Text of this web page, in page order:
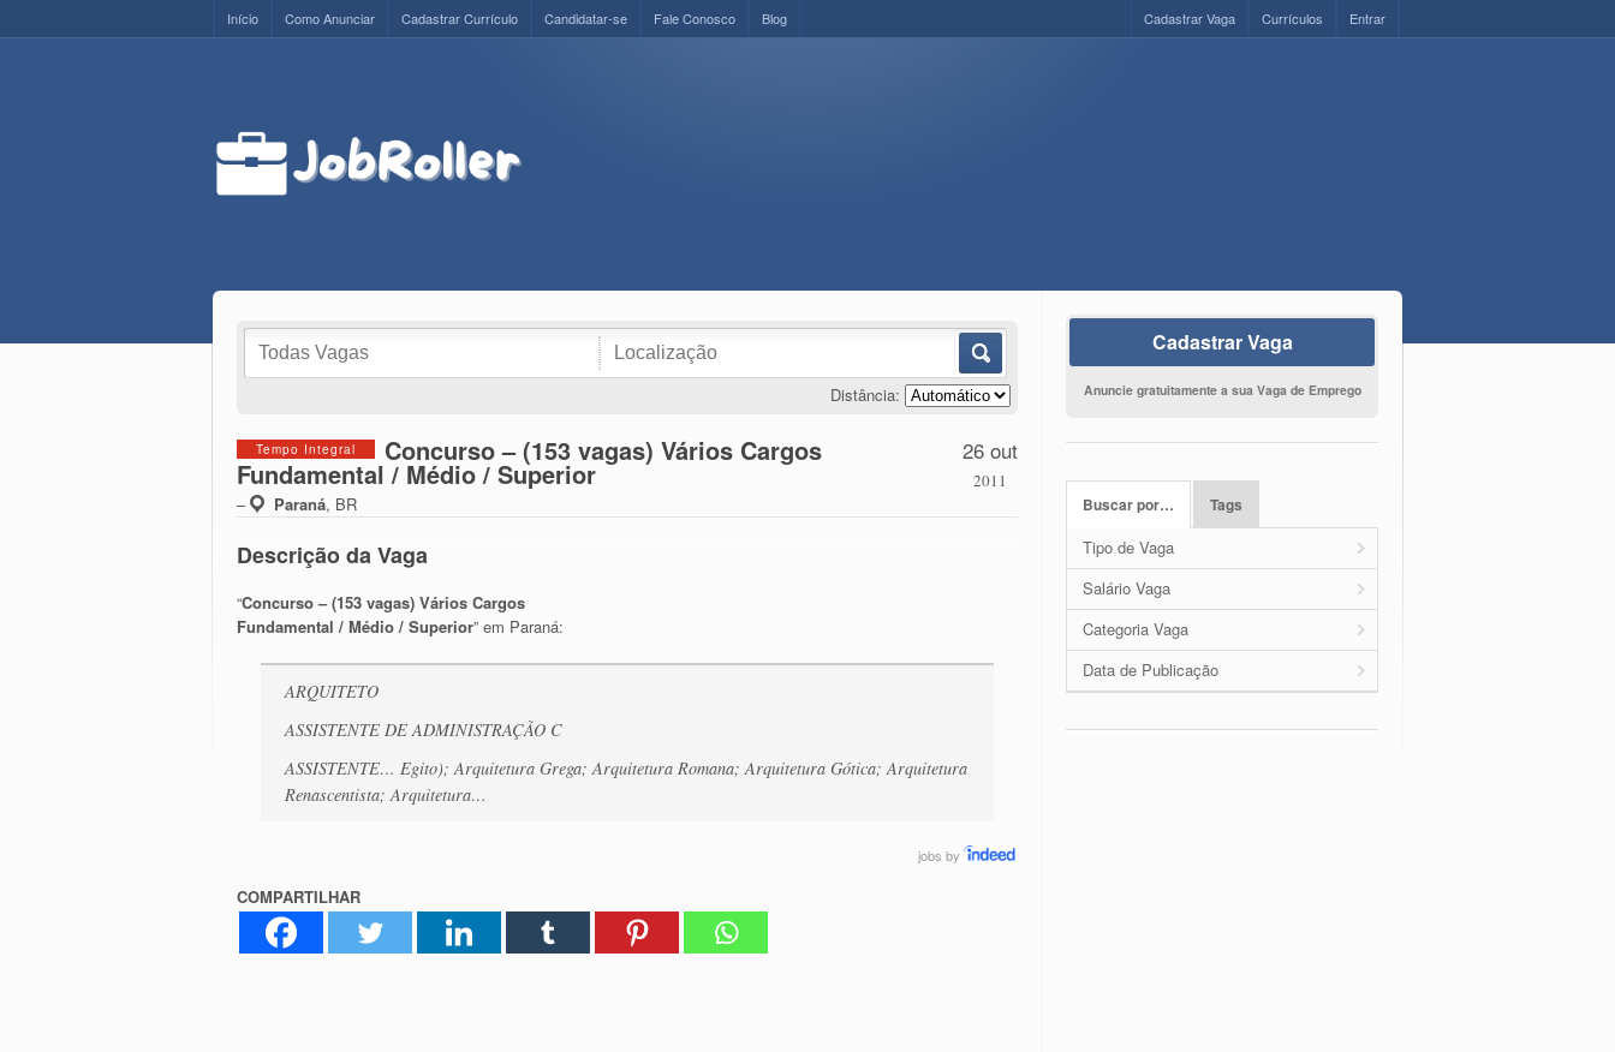
Início Como Anunciar Cadastrar Currículo Candidatar-se Fale Conosco Blog Entrar
Currículos
Cadastrar Vaga
Distância:
26 out
2011
Tempo Integral Concurso – (153 vagas) Vários Cargos
Fundamental / Médio / Superior
– Paraná, BR
Descrição da Vaga
“Concurso – (153 vagas) Vários Cargos
Fundamental / Médio / Superior” em Paraná:
ARQUITETO
ASSISTENTE DE ADMINISTRAÇÃO C
ASSISTENTE… Egito); Arquitetura Grega; Arquitetura Romana; Arquitetura Gótica; Arquitetura
Renascentista; Arquitetura…
jobs by
COMPARTILHAR
Cadastrar Vaga
Anuncie gratuitamente a sua Vaga de Emprego
Buscar por… Tags
Tipo de Vaga
Salário Vaga
Categoria Vaga
Data de Publicação